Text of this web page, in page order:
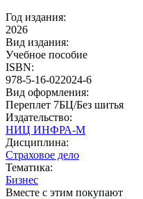
Год издания:
2026
Вид издания:
Учебное пособие
ISBN:
978-5-16-022024-6
Вид оформления:
Переплет 7БЦ/Без шитья
Издательство:
НИЦ ИНФРА-М
Дисциплина:
Страховое дело
Тематика:
Бизнес
Вместе с этим покупают